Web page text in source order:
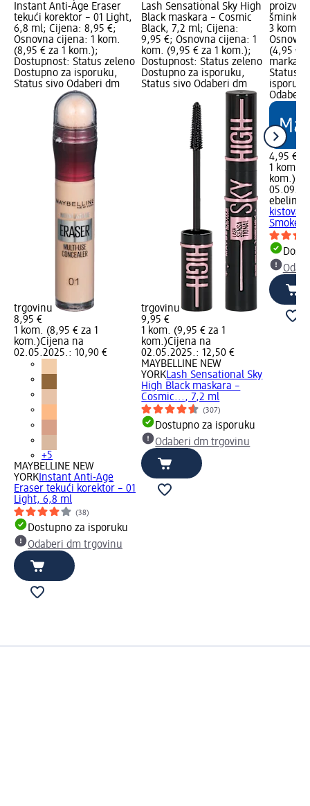
Instant Anti-Age Eraser
tekući korektor – 01 Light,
6,8 ml; Cijena: 8,95 €;
Osnovna cijena: 1 kom.
(8,95 € za 1 kom.);
Dostupnost: Status zeleno
Dostupno za isporuku,
Status sivo Odaberi dm
trgovinu
8,95 €
1 kom. (8,95 € za 1
kom.)Cijena na
02.05.2025.: 10,90 €
+5
MAYBELLINE NEW
YORKInstant Anti-Age
Eraser tekući korektor – 01
Light, 6,8 ml
(38)
Dostupno za isporuku
Odaberi dm trgovinu
Lash Sensational Sky High
Black maskara – Cosmic
Black, 7,2 ml; Cijena:
9,95 €; Osnovna cijena: 1
kom. (9,95 € za 1 kom.);
Dostupnost: Status zeleno
Dostupno za isporuku,
Status sivo Odaberi dm
trgovinu
9,95 €
1 kom. (9,95 € za 1
kom.)Cijena na
02.05.2025.: 12,50 €
MAYBELLINE NEW
YORKLash Sensational Sky
High Black maskara –
Cosmic..., 7,2 ml
(307)
Dostupno za isporuku
Odaberi dm trgovinu
3 kom.;
(4,95 €
marka
Status
Odaberi
4,95 €
1 kom.
kom.)
ebelin
kistova
Smokey